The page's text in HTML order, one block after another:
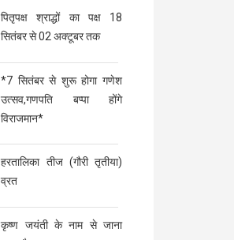
पितृपक्ष श्राद्धों का पक्ष 18
सितंबर से 02 अक्टूबर तक
*7 सितंबर से शुरू होगा गणेश
उत्सव,गणपति बप्पा होंगे
विराजमान*
हरतालिका तीज (गौरी तृतीया)
व्रत
कृष्ण जयंती के नाम से जाना